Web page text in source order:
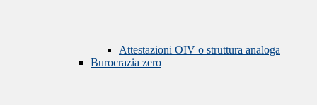
Attestazioni OIV o struttura analoga
Burocrazia zero